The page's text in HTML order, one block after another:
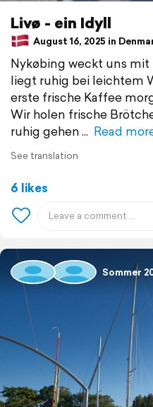
Livø - ein Idyll
August 16, 2025 in
Nykøbing weckt uns
liegt ruhig bei leichtem
erste frische Kaffee
Wir holen frische
ruhig gehen
Read
See translation
6 likes
Sommer